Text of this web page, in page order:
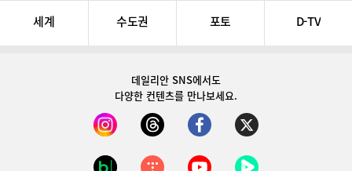
세계 수도권 포토 D-TV
데일리안 SNS에서도
다양한 컨텐츠를 만나보세요.